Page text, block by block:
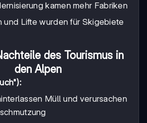
kamen mehr Fabriken
und Lifte wurden für Skigebiete
des Tourismus in
den Alpen
Müll und verursachen